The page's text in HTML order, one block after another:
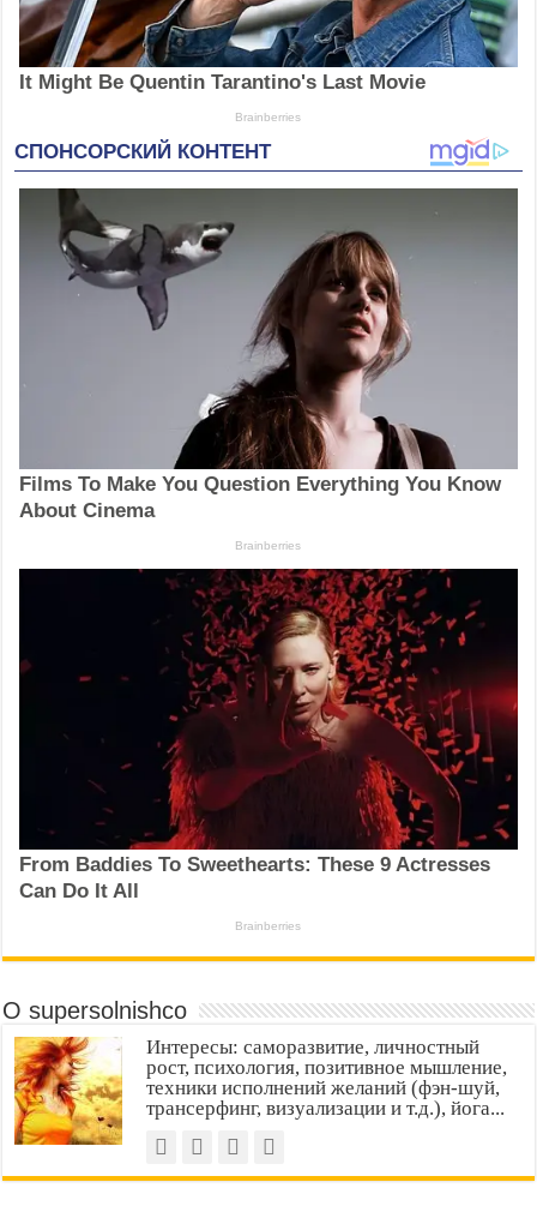
О supersolnishco
Интересы: саморазвитие, личностный
рост, психология, позитивное мышление,
техники исполнений желаний (фэн-шуй,
трансерфинг, визуализации и т.д.), йога...